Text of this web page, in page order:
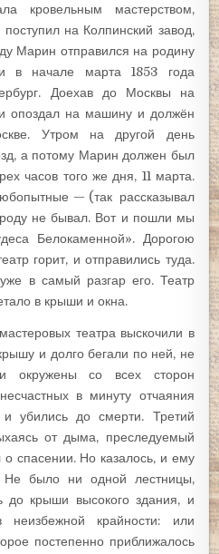
кровельным мастерством,
на Колпинский завод,
Марин отправился на родину
в начале марта 1853 года
Доехав до Москвы на
опоздал на машину и должён
Утром на другой день
а потому Марин должен был
часов того же дня, 11 марта.
— (так рассказывал
не бывал. Вот и пошли мы
Белокаменной». Дорогою
горит, и отправились туда.
в самый разгар его. Театр
в крыши и окна.
театра выскочили в
и долго бегали по ней, не
окружены со всех сторон
в минуту отчаяния
убились до смерти. Третий
от дыма, преследуемый
спасении. Но казалось, и ему
Не было ни одной лестницы,
до крыши высокого здания, и
неизбежной крайности: или
постепенно приближалось